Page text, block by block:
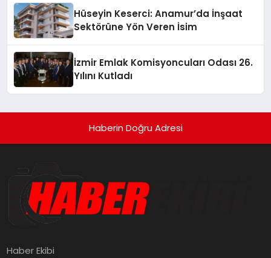
Hüseyin Keserci: Anamur’da İnşaat
Sektörüne Yön Veren İsim
İzmir Emlak Komisyoncuları Odası 26.
Yılını Kutladı
Haberin Doğru Adresi
Haber Ekibi